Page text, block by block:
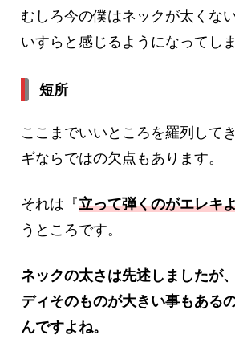
むしろ今の僕はネックが太くな
いすらと感じるようになってし
短所
ここまでいいところを羅列して
ギならではの欠点もあります。
それは『立って弾くのがエレキ
うところです。
ネックの太さは先述しましたが
ディそのものが大きい事もある
んですよね。